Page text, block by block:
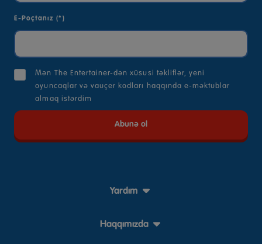
E-Poçtanız (*)
Mən The Entertainer-dən xüsusi təkliflər, yeni
oyuncaqlar və vauçer kodları haqqında e-məktublar
almaq istərdim
Yardım
Haqqımızda